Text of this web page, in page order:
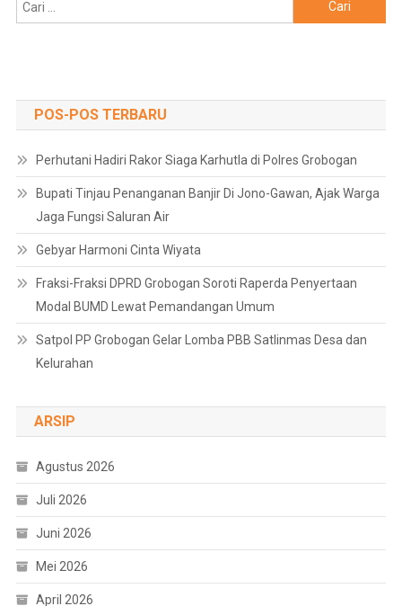
untuk:
POS-POS TERBARU
Perhutani Hadiri Rakor Siaga Karhutla di Polres Grobogan
Bupati Tinjau Penanganan Banjir Di Jono-Gawan, Ajak Warga
Jaga Fungsi Saluran Air
Gebyar Harmoni Cinta Wiyata
Fraksi-Fraksi DPRD Grobogan Soroti Raperda Penyertaan
Modal BUMD Lewat Pemandangan Umum
Satpol PP Grobogan Gelar Lomba PBB Satlinmas Desa dan
Kelurahan
ARSIP
Agustus 2026
Juli 2026
Juni 2026
Mei 2026
April 2026